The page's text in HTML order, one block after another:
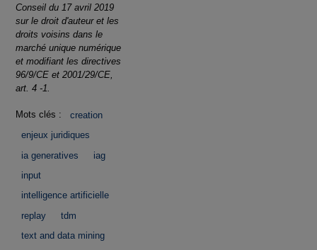
Conseil du 17 avril 2019
sur le droit d'auteur et les
droits voisins dans le
marché unique numérique
et modifiant les directives
96/9/CE et 2001/29/CE,
art. 4 -1.
Mots clés :
creation
enjeux juridiques
ia generatives
iag
input
intelligence artificielle
replay
tdm
text and data mining